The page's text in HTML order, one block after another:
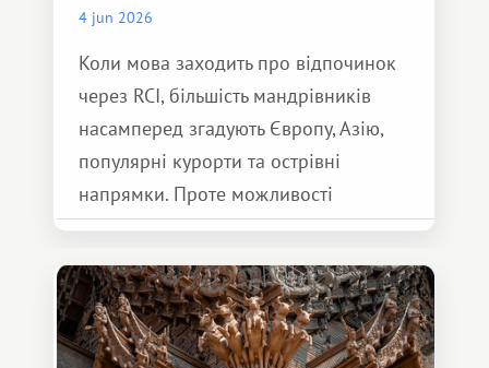
4 jun 2026
Коли мова заходить про відпочинок
через RCI, більшість мандрівників
насамперед згадують Європу, Азію,
популярні курорти та острівні
напрямки. Проте можливості
обмінної системи значно ширші.
Серед них є і Африка – континент,
який здатний подарувати зовсім
інший формат подорожі.